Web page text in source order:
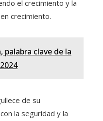
el crecimiento y la
crecimiento.
palabra clave de la
de su
la seguridad y la